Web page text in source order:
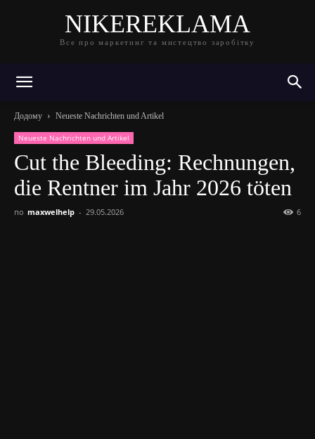
NIKEREKLAMA
Все про маркетинг та мистецтво заробітку
Додому Neueste Nachrichten und Artikel
Neueste Nachrichten und Artikel
Cut the Bleeding: Rechnungen,
die Rentner im Jahr 2026 töten
по maxwelhelp - 29.05.2026 6